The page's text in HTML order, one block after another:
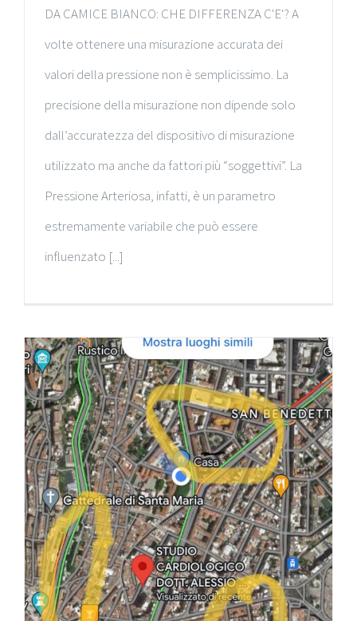
DA CAMICE BIANCO: CHE DIFFERENZA C'E'? A
volte ottenere una misurazione accurata dei
valori della pressione non è semplicissimo. La
precisione della misurazione non dipende solo
dall’accuratezza del dispositivo di misurazione
utilizzato ma anche da fattori più “soggettivi”. La
Pressione Arteriosa, infatti, è un parametro
estremamente variabile che può essere
influenzato [...]